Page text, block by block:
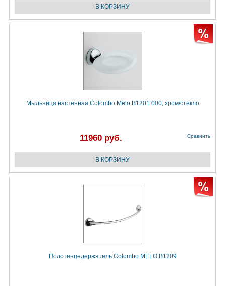
Мыльница настенная Colombo Melo B1201.000, хром/стекло
11960 руб. Сравнить
Полотенцедержатель Colombo MELO B1209